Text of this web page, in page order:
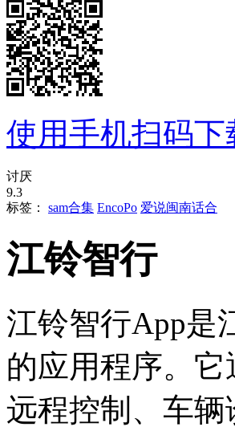
使用手机扫码下
讨厌
9.3
标签：
sam合集 EncoPo 爱说闽南话合
江铃智行
江铃智行App是
的应用程序。
远程控制、车